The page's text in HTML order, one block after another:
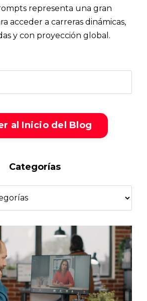
representa una gran
acceder a carreras dinámicas,
y con proyección global.
al Inicio del Blog
Categorías